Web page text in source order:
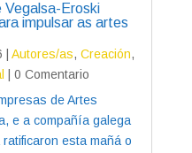
Vegalsa-Eroski
impulsar as artes
Autores/as, Creación,
| 0 Comentario
de Artes
e a compañía galega
esta mañá o